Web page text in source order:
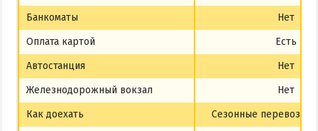
Банкоматы
Нет
Оплата картой
Есть
Автостанция
Нет
Железнодорожный вокзал
Нет
Как доехать
Сезонные перевозки,